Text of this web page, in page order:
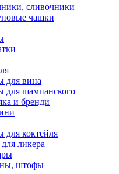
сливочники
чашки
для вина
для шампанского
и бренди
коктейля
ликера
штофы